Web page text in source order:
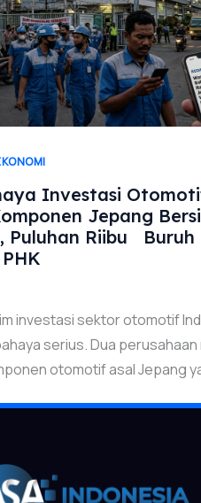
Investasi
Jepang
Puluhan Riibu Buruh
investasi sektor otomotif
serius. Dua
otomotif asal Jepang